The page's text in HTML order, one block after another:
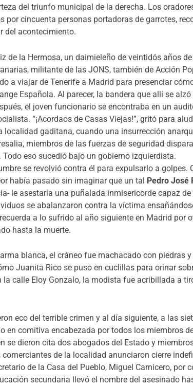
del triunfo municipal de la derecha. Los
por cincuenta personas portadoras de garrotes,
del acontecimiento.
de la Hermosa, un daimieleño de veintidós años
militante de las JONS, también de Acción
a viajar de Tenerife a Madrid para presenciar
Española. Al parecer, la bandera que allí se
el joven funcionario se encontraba en un
“¡Acordaos de Casas Viejas!”, gritó para
localidad gaditana, cuando una insurrección
miembros de las fuerzas de seguridad
eso sucedió bajo un gobierno izquierdista.
se revolvió contra él para expulsarlo a golpes.
había pasado sin imaginar que un tal Pedro José
le asestaría una puñalada inmisericorde capaz
se abalanzaron contra la víctima
a lo sufrido al año siguiente en Madrid por
hasta la muerte.
blanca, el cráneo fue machacado con piedras y
Juanita Rico se puso en cuclillas para orinar
calle Eloy Gonzalo, la modista fue acribillada a
eco del terrible crimen y al día siguiente, a las
en comitiva encabezada por todos los miembros
se dieron cita dos abogados del Estado y
de la localidad anunciaron cierre
de la Casa del Pueblo, Miguel Carnicero, por
secundaria llevó el nombre del asesinado